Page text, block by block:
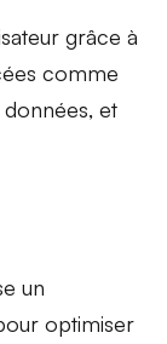
grâce à
comme
données, et
un
optimiser